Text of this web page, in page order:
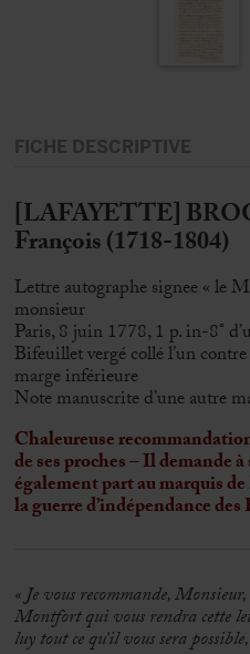
FICHE DESCRIPTIVE
[LAFAYETTE]
François (1718-1804)
Lettre autographe signee « le
monsieur
Paris, 8 juin 1778, 1 p. in-8°
Bifeuillet vergé collé l’un
marge inférieure
Note manuscrite d’une autre
Chaleureuse
de ses proches – Il demande
également part au marquis
la guerre d’indépendance
« Je vous recommande,
Montfort qui vous rendra cette
luy tout ce qu’il vous sera